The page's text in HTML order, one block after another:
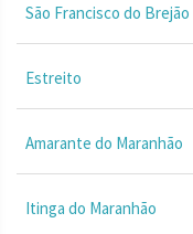
São Francisco do Brejão
Estreito
Amarante do Maranhão
Itinga do Maranhão